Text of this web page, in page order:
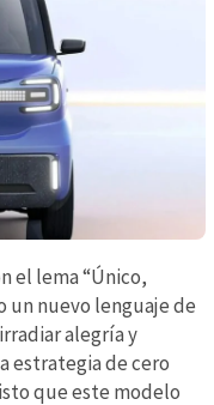
el lema “Único,
nuevo lenguaje de
alegría y
estrategia de cero
que este modelo